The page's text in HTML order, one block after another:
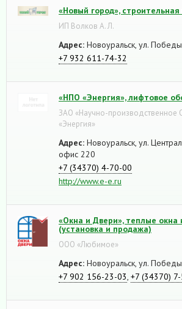
«Новый город»,
ИП Волков А. Л.
Адрес: Новоуральск, ул.
+7 932 611-74-32
«НПО «Энергия», лифтовое
ЗАО «Научно-производственное
«Энергия»
Адрес: Новоуральск, ул.
офис 220
+7 (34370) 4-70-00
http://www.e-e.ru
«Окна и Двери», теплые
(установка и продажа)
ООО «Любимое»
Адрес: Новоуральск, ул.
+7 902 156-23-03 +7 (34370)